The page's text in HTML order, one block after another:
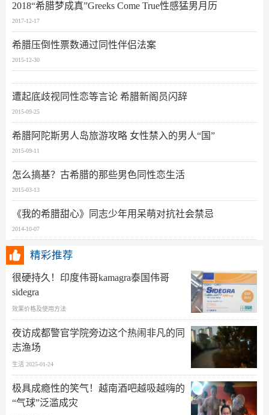
2018“希腊梦成真”Greeks Come True性感猛男月历
2017-12-17
希腊压倒性票数通过同性伴侣法案
2015-12-30
遭起底歧视同性恋等言论 希腊新阁员闪辞
2015-09-25
希腊阿陀斯男人岛旅游攻略 女性禁入的男人“国”
2015-09-11
怎么搞基？古希腊的那些男色同性恋生活
2015-03-13
《我的希腊甜心》同志少年用呆萌对抗社会禁忌
2014-10-07
精彩推荐
很硬持久！印度伟哥kamagra泰国伟哥
sidegra
效果价格及使用方法
夜访成都警官学院旁边这个热闹非凡的同
志渔场
生活 2025-01-24
极具成瘾性的笑气！越南酒吧越吸越嗨的
“气球”泛滥成灾